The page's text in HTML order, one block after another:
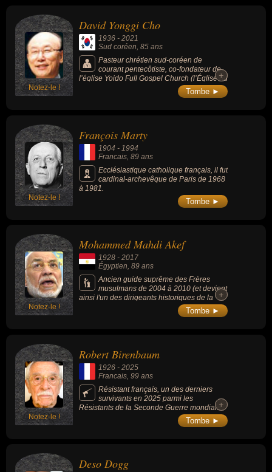
Notez-le !
David Yonggi Cho
1936 - 2021
Sud coréen, 85 ans
Pasteur chrétien sud-coréen de
courant pentecôtiste, co-fondateur de
l’église Yoido Full Gospel Church (l’Église du
Plein Évangile) considérée comme la plus
grande église évangélique du monde, dont il
+
+
Tombe ►
Notez-le !
François Marty
1904 - 1994
Francais , 89 ans
Ecclésiastique catholique français, il fut
cardinal-archevêque de Paris de 1968
à 1981.
Tombe ►
Notez-le !
Mohammed Mahdi Akef
1928 - 2017
Égyptien, 89 ans
Ancien guide suprême des Frères
musulmans de 2004 à 2010 (et devient
ainsi l'un des dirigeants historiques de la
confrérie). Artisan de la montée en
puissance de la confrérie islamiste, il a
+
+
Tombe ►
Notez-le !
Robert Birenbaum
1926 - 2025
Francais , 99 ans
Résistant français, un des derniers
survivants en 2025 parmi les
Résistants de la Seconde Guerre mondiale,
célèbre pour son engagement à l'âge de 15
ans dans la lutte contre l'occupation
+
+
Tombe ►
Deso Dogg